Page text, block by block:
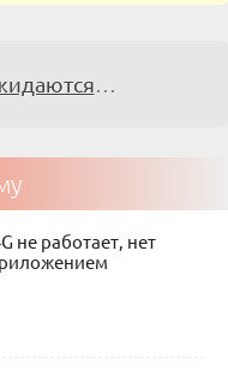
не работает, нет